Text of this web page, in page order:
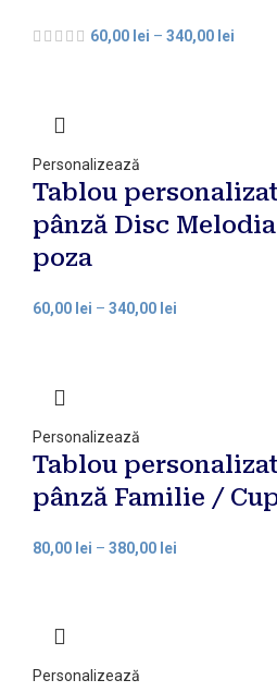
60,00 lei – 340,00 lei
Personalizează
Tablou
pânză Disc
poza
60,00 lei – 340,00 lei
Personalizează
Tablou
pânză Familie /
80,00 lei – 380,00 lei
Personalizează